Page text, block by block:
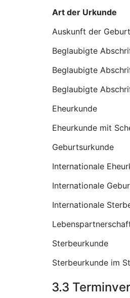
Art der Urkunde
Auskunft der
Beglaubigte
Beglaubigte
Beglaubigte
Eheurkunde
Eheurkunde mit
Geburtsurkunde
Internationale
Internationale
Internationale
Sterbeurkunde
Sterbeurkunde im
3.3